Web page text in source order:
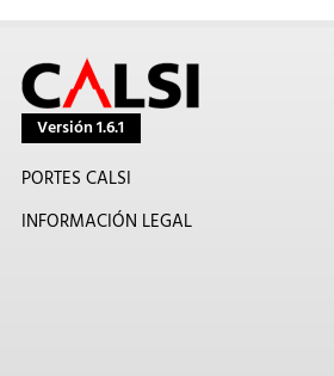
Versión 1.6.1
PORTES CALSI
INFORMACIÓN LEGAL